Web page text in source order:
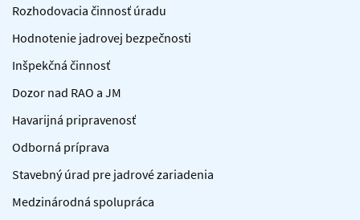
Rozhodovacia činnosť úradu
Hodnotenie jadrovej bezpečnosti
Inšpekčná činnosť
Dozor nad RAO a JM
Havarijná pripravenosť
Odborná príprava
Stavebný úrad pre jadrové zariadenia
Medzinárodná spolupráca